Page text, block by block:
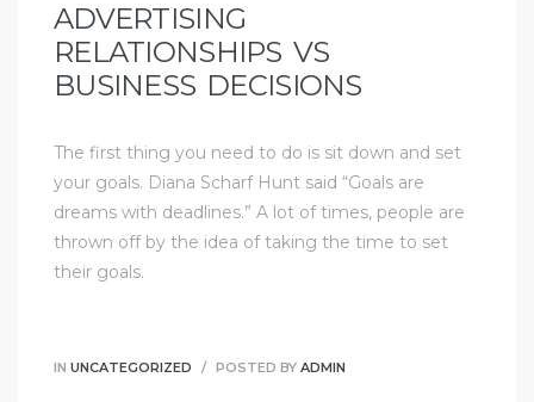
ADVERTISING
RELATIONSHIPS VS
BUSINESS DECISIONS
The first thing you need to do is sit down and set
your goals. Diana Scharf Hunt said “Goals are
dreams with deadlines.” A lot of times, people are
thrown off by the idea of taking the time to set
their goals.
IN UNCATEGORIZED POSTED BY ADMIN